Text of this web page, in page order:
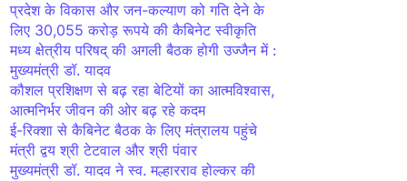
प्रदेश के विकास और जन-कल्याण को गति देने के
लिए 30,055 करोड़ रूपये की कैबिनेट स्वीकृति
मध्य क्षेत्रीय परिषद् की अगली बैठक होगी उज्जैन में :
मुख्यमंत्री डॉ. यादव
कौशल प्रशिक्षण से बढ़ रहा बेटियों का आत्मविश्वास,
आत्मनिर्भर जीवन की ओर बढ़ रहे कदम
ई-रिक्शा से कैबिनेट बैठक के लिए मंत्रालय पहुंचे
मंत्री द्वय श्री टेटवाल और श्री पंवार
मुख्यमंत्री डॉ. यादव ने स्व. मल्हारराव होल्कर की